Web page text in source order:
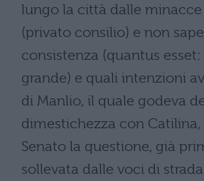
lungo la città dalle
(privato consilio) e non
consistenza (quantus
grande) e quali intenzioni
di Manlio, il quale godeva
dimestichezza con Catilina,
Senato la questione, già
sollevata dalle voci di